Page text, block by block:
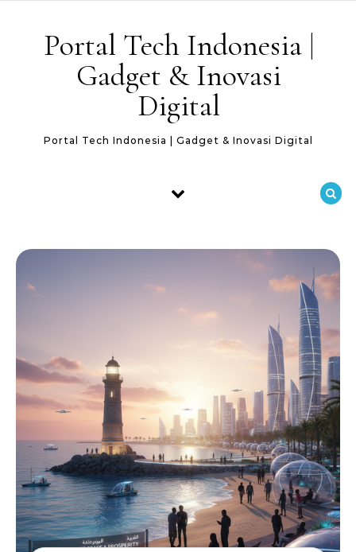
Portal Tech Indonesia |
Gadget & Inovasi
Digital
Portal Tech Indonesia | Gadget & Inovasi Digital